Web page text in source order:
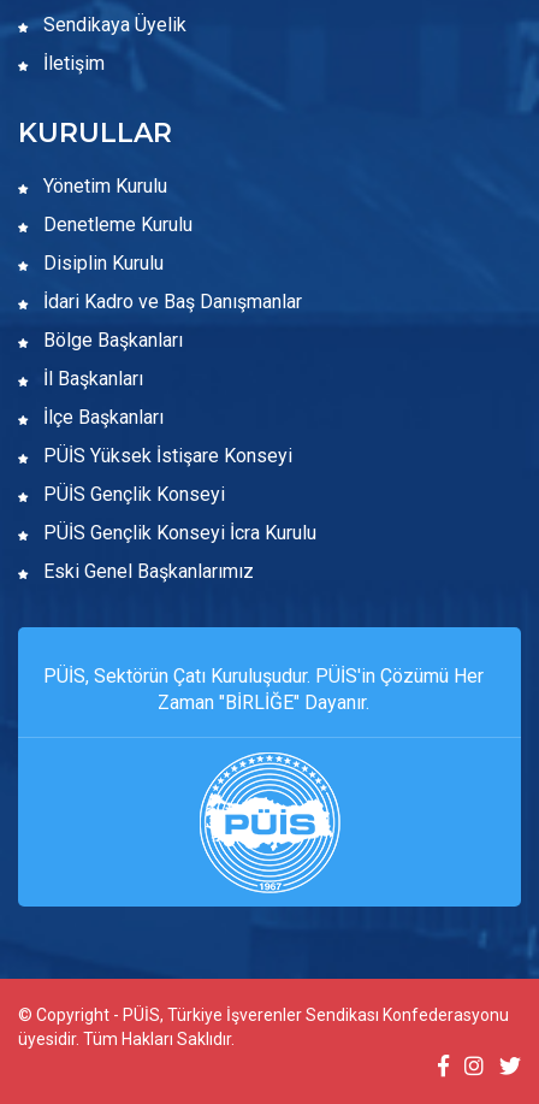
Sendikaya Üyelik
İletişim
KURULLAR
Yönetim Kurulu
Denetleme Kurulu
Disiplin Kurulu
İdari Kadro ve Baş Danışmanlar
Bölge Başkanları
İl Başkanları
İlçe Başkanları
PÜİS Yüksek İstişare Konseyi
PÜİS Gençlik Konseyi
PÜİS Gençlik Konseyi İcra Kurulu
Eski Genel Başkanlarımız
PÜİS, Sektörün Çatı Kuruluşudur. PÜİS'in Çözümü Her
Zaman "BİRLİĞE" Dayanır.
© Copyright - PÜİS, Türkiye İşverenler Sendikası Konfederasyonu
üyesidir. Tüm Hakları Saklıdır.